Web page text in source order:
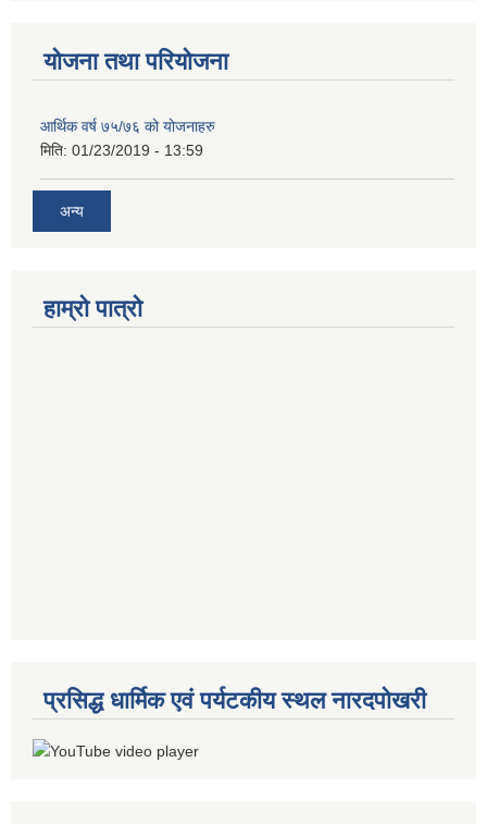
योजना तथा परियोजना
आर्थिक वर्ष ७५/७६ को योजनाहरु
मिति: 01/23/2019 - 13:59
अन्य
हाम्रो पात्रो
प्रसिद्ध धार्मिक एवं पर्यटकीय स्थल नारदपोखरी